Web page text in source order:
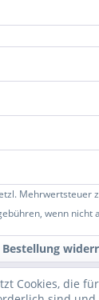
Mehrwertsteuer
wenn nicht
Bestellung
Cookies, die